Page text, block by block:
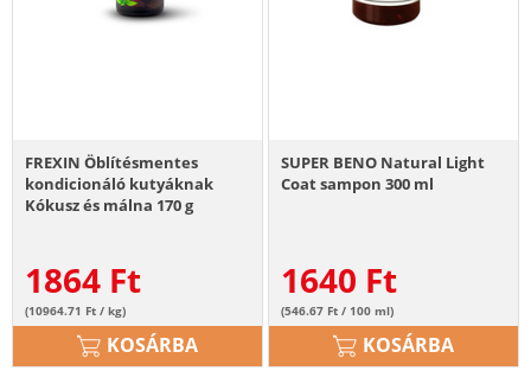
FREXIN Öblítésmentes
kondicionáló kutyáknak
Kókusz és málna 170 g
1864 Ft
(10964.71 Ft / kg)
KOSÁRBA
SUPER BENO Natural Light
Coat sampon 300 ml
1640 Ft
(546.67 Ft / 100 ml)
KOSÁRBA